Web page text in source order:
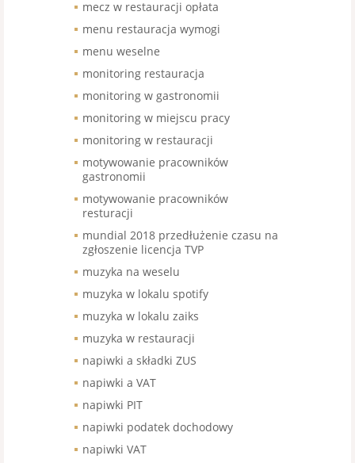
mecz w restauracji opłata
menu restauracja wymogi
menu weselne
monitoring restauracja
monitoring w gastronomii
monitoring w miejscu pracy
monitoring w restauracji
motywowanie pracowników
gastronomii
motywowanie pracowników
resturacji
mundial 2018 przedłużenie czasu na
zgłoszenie licencja TVP
muzyka na weselu
muzyka w lokalu spotify
muzyka w lokalu zaiks
muzyka w restauracji
napiwki a składki ZUS
napiwki a VAT
napiwki PIT
napiwki podatek dochodowy
napiwki VAT